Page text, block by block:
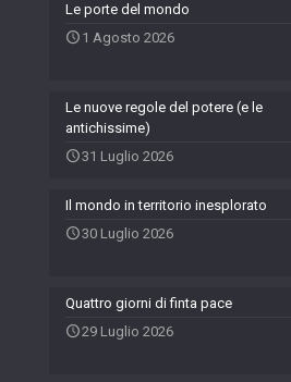
Le porte del mondo
1 Agosto 2026
Le nuove regole del potere (e le
antichissime)
31 Luglio 2026
Il mondo in territorio inesplorato
30 Luglio 2026
Quattro giorni di finta pace
29 Luglio 2026